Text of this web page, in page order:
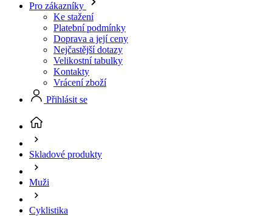
Pro zákazníky
Ke stažení
Platební podmínky
Doprava a její ceny
Nejčastější dotazy
Velikostní tabulky
Kontakty
Vrácení zboží
Přihlásit se
Skladové produkty
Muži
Cyklistika